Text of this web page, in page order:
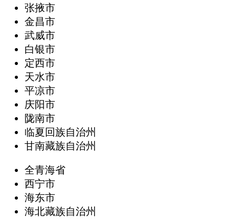
张掖市
金昌市
武威市
白银市
定西市
天水市
平凉市
庆阳市
陇南市
临夏回族自治州
甘南藏族自治州
全青海省
西宁市
海东市
海北藏族自治州